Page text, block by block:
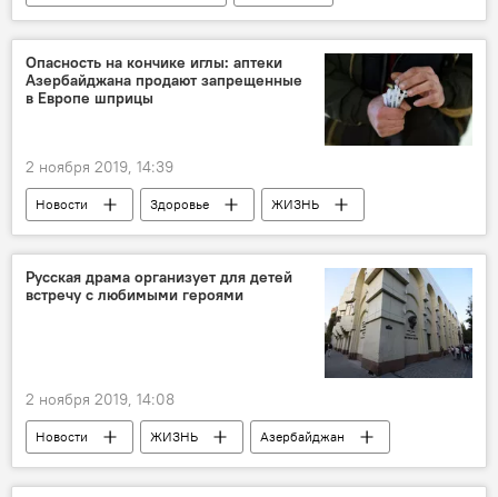
МУЛЬТИМЕДИА
Новости
Опасность на кончике иглы: аптеки
Азербайджана продают запрещенные
в Европе шприцы
2 ноября 2019, 14:39
Новости Здоровье
ЖИЗНЬ
Азербайджан
аптека
шприц
Русская драма организует для детей
встречу с любимыми героями
2 ноября 2019, 14:08
Новости ЖИЗНЬ Азербайджан